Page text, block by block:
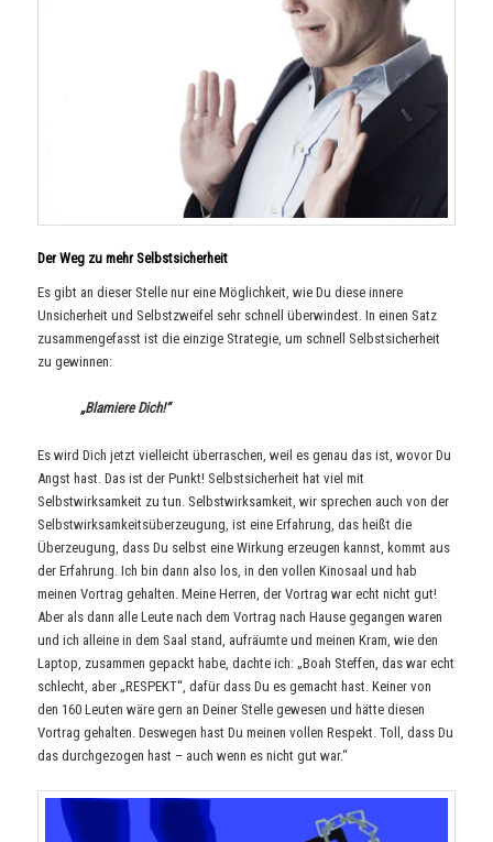
Der Weg zu mehr Selbstsicherheit
Es gibt an dieser Stelle nur eine Möglichkeit, wie Du diese innere
Unsicherheit und Selbstzweifel sehr schnell überwindest. In einen Satz
zusammengefasst ist die einzige Strategie, um schnell Selbstsicherheit
zu gewinnen:
„Blamiere Dich!“
Es wird Dich jetzt vielleicht überraschen, weil es genau das ist, wovor Du
Angst hast. Das ist der Punkt! Selbstsicherheit hat viel mit
Selbstwirksamkeit zu tun. Selbstwirksamkeit, wir sprechen auch von der
Selbstwirksamkeitsüberzeugung, ist eine Erfahrung, das heißt die
Überzeugung, dass Du selbst eine Wirkung erzeugen kannst, kommt aus
der Erfahrung. Ich bin dann also los, in den vollen Kinosaal und hab
meinen Vortrag gehalten. Meine Herren, der Vortrag war echt nicht gut!
Aber als dann alle Leute nach dem Vortrag nach Hause gegangen waren
und ich alleine in dem Saal stand, aufräumte und meinen Kram, wie den
Laptop, zusammen gepackt habe, dachte ich: „Boah Steffen, das war echt
schlecht, aber „RESPEKT“, dafür dass Du es gemacht hast. Keiner von
den 160 Leuten wäre gern an Deiner Stelle gewesen und hätte diesen
Vortrag gehalten. Deswegen hast Du meinen vollen Respekt. Toll, dass Du
das durchgezogen hast – auch wenn es nicht gut war.“